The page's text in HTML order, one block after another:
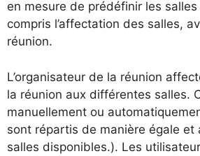
en mesure de prédéfinir les
compris l’affectation des salles,
réunion.
L’organisateur de la réunion
la réunion aux différentes salles.
manuellement ou
sont répartis de manière égale et
salles disponibles.). Les